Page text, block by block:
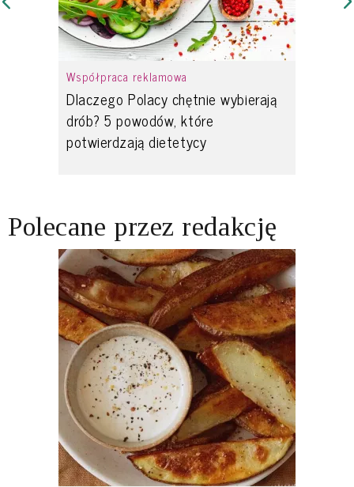
Współpraca reklamowa
Dlaczego Polacy chętnie wybierają
drób? 5 powodów, które
potwierdzają dietetycy
Polecane przez redakcję